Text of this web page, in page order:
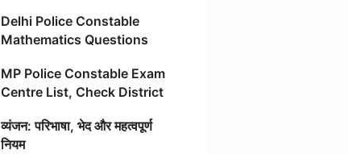
Delhi Police Constable
Mathematics Questions
PDF
MP Police Constable Exam
Centre List, Check District
व्यंजन: परिभाषा, भेद और महत्वपूर्ण
नियम